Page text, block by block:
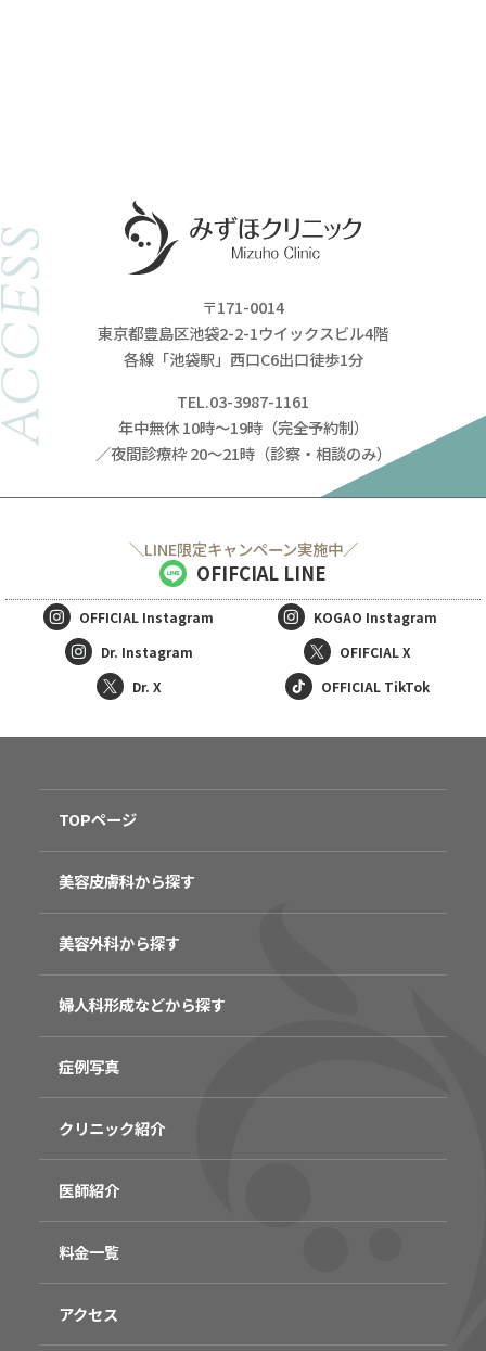
〒171-0014
東京都豊島区池袋2-2-1ウイックスビル4階
各線「池袋駅」西口C6出口徒歩1分
TEL.03-3987-1161
年中無休 10時～19時（完全予約制）
／夜間診療枠 20～21時（診察・相談のみ）
＼LINE限定キャンペーン実施中／
OFIFCIAL LINE
OFFICIAL Instagram KOGAO Instagram
Dr. Instagram
OFIFCIAL X
Dr. X
OFFICIAL TikTok
TOPページ
美容皮膚科から探す
美容外科から探す
婦人科形成などから探す
症例写真
クリニック紹介
医師紹介
料金一覧
アクセス